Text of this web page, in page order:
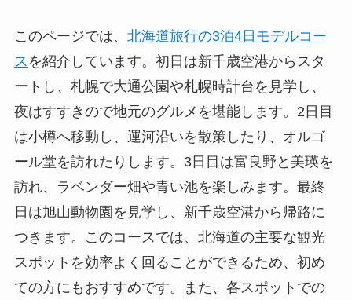
このページでは、 北海道旅行の3泊4日モデルコー
ス を紹介しています。初日は新千歳空港からスタ
ートし、札幌で大通公園や札幌時計台を見学し、
夜はすすきので地元のグルメを堪能します。2日目
は小樽へ移動し、運河沿いを散策したり、オルゴ
ール堂を訪れたりします。3日目は富良野と美瑛を
訪れ、ラベンダー畑や青い池を楽しみます。最終
日は旭山動物園を見学し、新千歳空港から帰路に
つきます。このコースでは、北海道の主要な観光
スポットを効率よく回ることができるため、初め
ての方にもおすすめです。また、各スポットでの